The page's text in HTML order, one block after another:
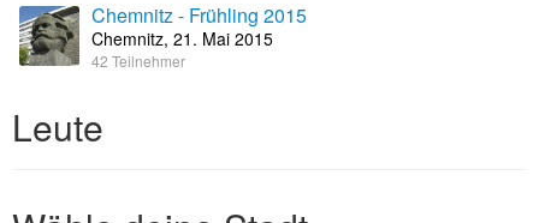
Chemnitz - Frühling 2015
Chemnitz, 21. Mai 2015
42 Teilnehmer
Leute